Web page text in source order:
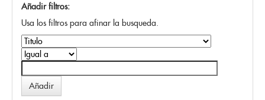
Añadir filtros:
Usa los filtros para afinar la busqueda.